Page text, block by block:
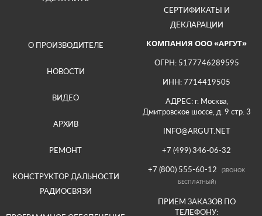
СЕРТИФИКАТЫ И
ДЕКЛАРАЦИИ
О ПРОИЗВОДИТЕЛЕ
НОВОСТИ
ВИДЕО
АРХИВ
РЕМОНТ
КОНСТРУКТОР ДАЛЬНОСТИ
РАДИОСВЯЗИ
КОМПАНИЯ ООО «АРГУТ»
ОГРН: 5177746289595
ИНН: 7714419505
АДРЕС: г. Москва,
Дмитровское шоссе, д. 9 стр. 3
INFO@ARGUT.NET
+7 (499) 346-06-32
+7 (800) 555-60-12
(ЗВОНОК
БЕСПЛАТНЫЙ)
ПРИЕМ ЗАКАЗОВ ПО
ТЕЛЕФОНУ: